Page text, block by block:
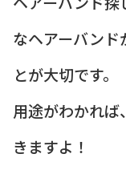
なヘアーバンド
とが大切です。
用途がわかれば
きますよ！